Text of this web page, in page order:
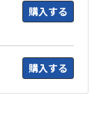
購入する
購入する